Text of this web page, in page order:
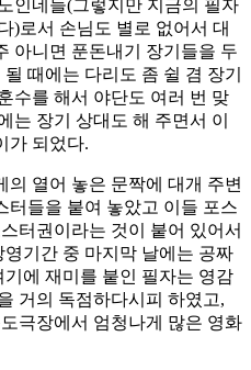
인네들(그렇지만 지금의 필자
)로서 손님도 별로 없어서 대
아니면 푼돈내기 장기들을 두
때에는 다리도 좀 쉴 겸 장기
수를 해서 야단도 여러 번 맞
는 장기 상대도 해 주면서 이
가 되었다.
의 열어 놓은 문짝에 대개 주변
터들을 붙여 놓았고 이들 포스
터권이라는 것이 붙어 있어서
기간 중 마지막 날에는 공짜
에 재미를 붙인 필자는 영감
거의 독점하다시피 하였고,
극장에서 엄청나게 많은 영화